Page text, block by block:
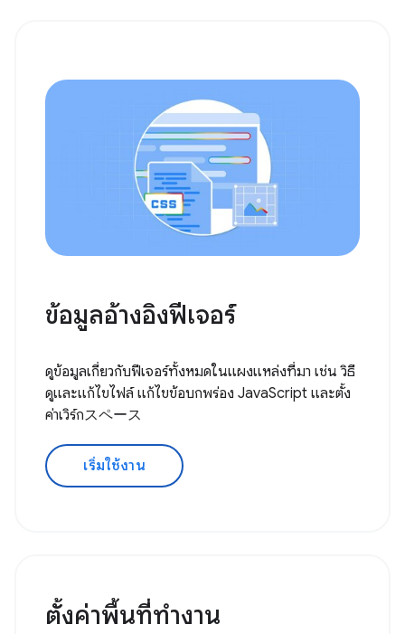
ข้อมูลอ้างอิงฟีเจอร์
ดูข้อมูลเกี่ยวกับฟีเจอร์ทั้งหมดในแผงแหล่งที่มา เช่น วิธี
ดูและแก้ไขไฟล์ แก้ไขข้อบกพร่อง JavaScript และตั้ง
ค่าเวิร์กスペース
เริ่มใช้งาน
ตั้งค่าพื้นที่ทํางาน